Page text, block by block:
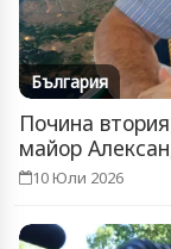
България
Почина
майор
10 Юли 2026